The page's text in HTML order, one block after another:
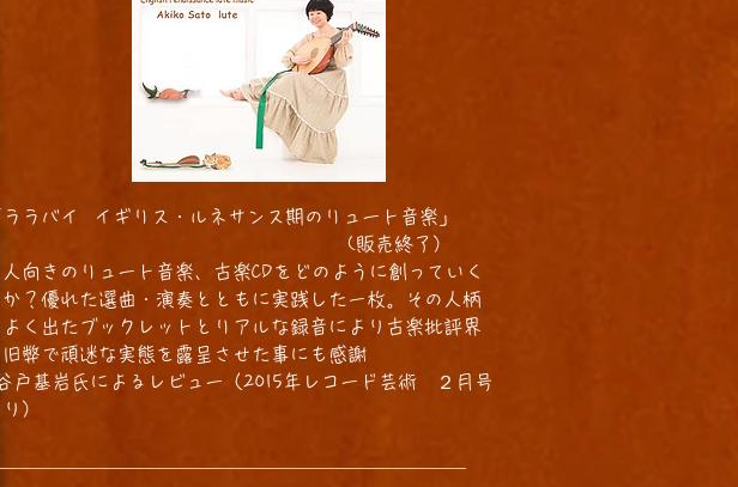
ララバイ イギリス・ルネサンス期のリュート音楽」
(販売終了）
人向きのリュート音楽、古楽CDをどのように創っていく
か？優れた選曲・演奏とともに実践した一枚。その人柄
よく出たブックレットとリアルな録音により古楽批評界
旧弊で頑迷な実態を露呈させた事にも感謝
戸基岩氏によるレビュー（2015年レコード芸術 ２月号
）